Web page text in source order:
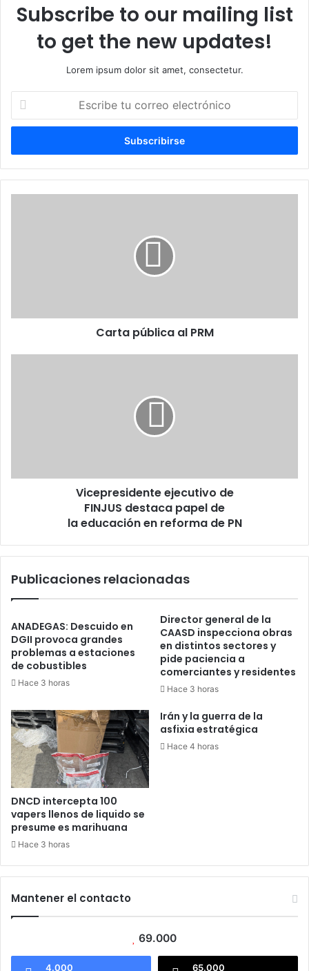
Subscribe to our mailing list
to get the new updates!
Lorem ipsum dolor sit amet, consectetur.
correo
Carta pública al PRM
Vicepresidente ejecutivo de
FINJUS destaca papel de
la educación en reforma de PN
Publicaciones relacionadas
ANADEGAS: Descuido en
DGII provoca grandes
problemas a estaciones
de cobustibles
Hace 3 horas
Director general de la
CAASD inspecciona obras
en distintos sectores y
pide paciencia a
comerciantes y residentes
Hace 3 horas
DNCD intercepta 100
vapers llenos de liquido se
presume es marihuana
Hace 3 horas
Irán y la guerra de la
asfixia estratégica
Hace 4 horas
Mantener el contacto
69.000
4.000 65.000